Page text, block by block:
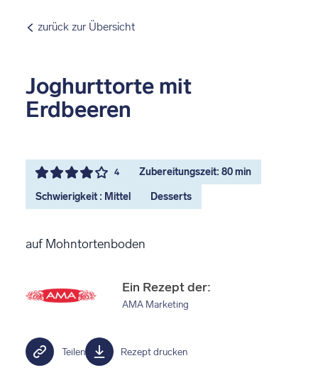
zurück zur Übersicht
Joghurttorte mit
Erdbeeren
4 Zubereitungszeit: 80 min
Schwierigkeit : Mittel Desserts
auf Mohntortenboden
Ein Rezept der:
AMA Marketing
Teilen Rezept drucken